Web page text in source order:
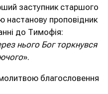
заступник старшого
настанову проповідник
до Тимофія:
нього Бог торкнувся
».
благословення